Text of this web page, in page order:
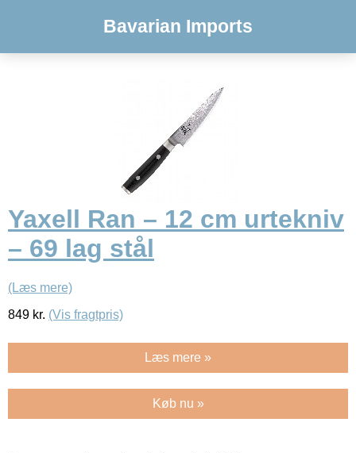
Bavarian Imports
Yaxell Ran – 12 cm urtekniv
– 69 lag stål
(Læs mere)
849 kr. (Vis fragtpris)
Læs mere »
Køb nu »